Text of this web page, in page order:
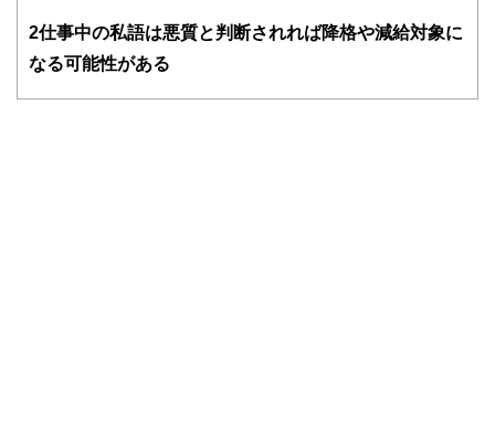
得者を中心に「お金や暮らし」に関する書籍・雑誌の編集経
験者で構成され、企画立案から記事掲載まですべての工程に
関わることで、読者目線のコンテンツを追求しています。
FinancialFieldの特徴は、ファイナンシャルプランナー、弁
2仕事中の私語は悪質と判断されれば降格や減給対象に
なる可能性がある